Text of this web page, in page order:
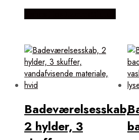
Badeværelsesskab,
2 hylder, 3